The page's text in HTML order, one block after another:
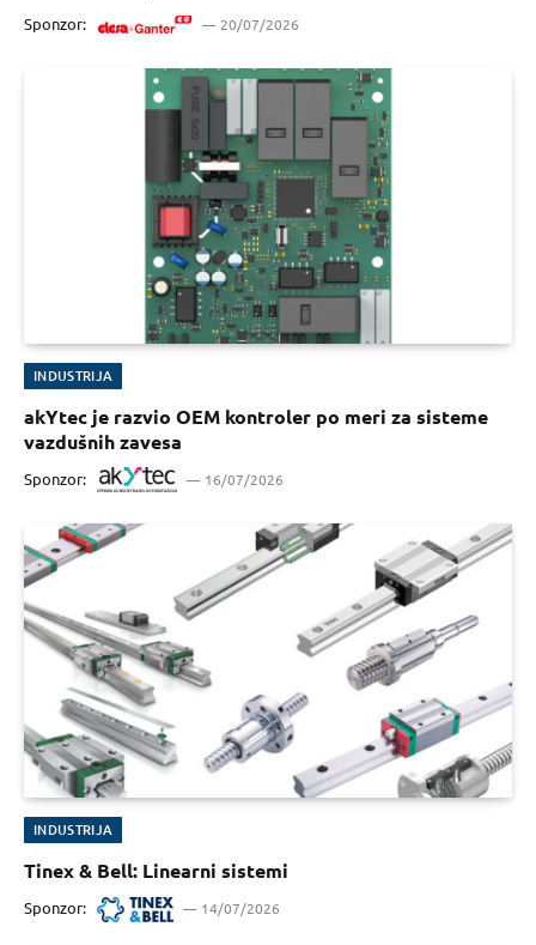
Sponzor: 20/07/2026
INDUSTRIJA
akYtec je razvio OEM kontroler po meri za sisteme
vazdušnih zavesa
Sponzor: 16/07/2026
INDUSTRIJA
Tinex & Bell: Linearni sistemi
Sponzor: 14/07/2026